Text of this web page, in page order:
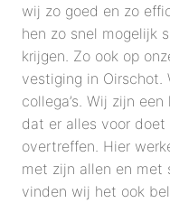
wij zo goed en zo
hen zo snel mogelijk
krijgen. Zo ook op
vestiging in
collega’s. Wij zijn
dat er alles voor
overtreffen. Hier
met zijn allen en met
vinden wij het ook